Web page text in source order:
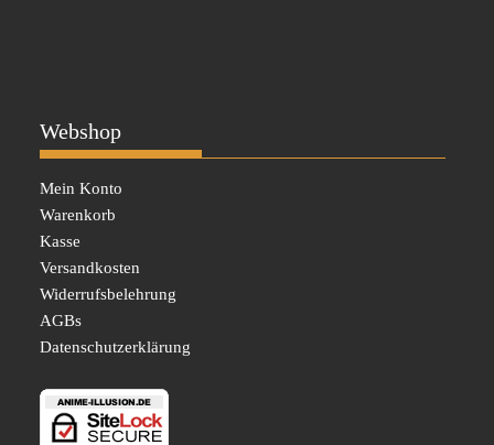
Webshop
Mein Konto
Warenkorb
Kasse
Versandkosten
Widerrufsbelehrung
AGBs
Datenschutzerklärung